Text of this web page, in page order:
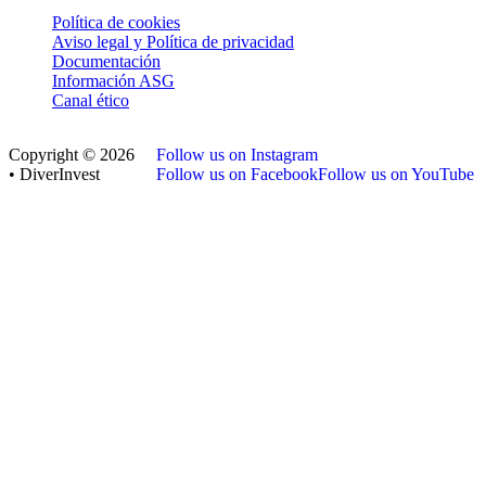
Política de cookies
Aviso legal y Política de privacidad
Documentación
Información ASG
Canal ético
Copyright © 2026
• DiverInvest
Follow us on Instagram
Follow us on FacebookFollow us on YouTube